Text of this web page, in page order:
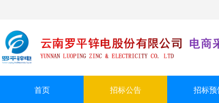
首页 招标公告 招标预